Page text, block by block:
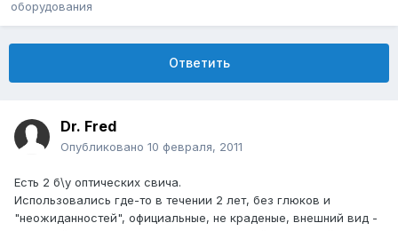
оборудования
Ответить
Dr. Fred
Опубликовано 10 февраля, 2011
Есть 2 б\у оптических свича.
Использовались где-то в течении 2 лет, без глюков и
"неожиданностей", официальные, не краденые, внешний вид -